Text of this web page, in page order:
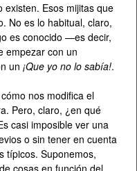
existen. Esos mijitas que
No es lo habitual, claro,
es conocido —es decir,
empezar con un
un ¡Que yo no lo sabía!.
nos modifica el
Pero, claro, ¿en qué
casi imposible ver una
o sin tener en cuenta
típicos. Suponemos,